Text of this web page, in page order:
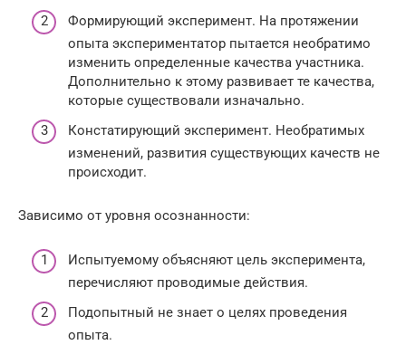
Формирующий эксперимент. На протяжении
опыта экспериментатор пытается необратимо
изменить определенные качества участника.
Дополнительно к этому развивает те качества,
которые существовали изначально.
Констатирующий эксперимент. Необратимых
изменений, развития существующих качеств не
происходит.
Зависимо от уровня осознанности:
Испытуемому объясняют цель эксперимента,
перечисляют проводимые действия.
Подопытный не знает о целях проведения
опыта.